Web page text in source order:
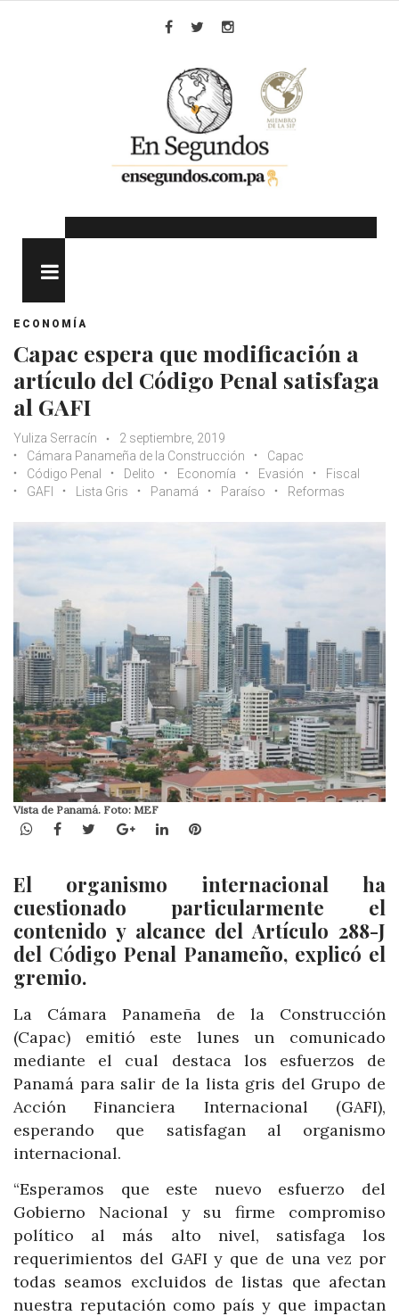
ECONOMÍA
Capac espera que modificación a
artículo del Código Penal satisfaga
al GAFI
Yuliza Serracín
2 septiembre, 2019
Cámara Panameña de la Construcción
Capac
Código Penal
Delito Economía Evasión
Fiscal
GAFI
Lista Gris Panamá Paraíso Reformas
Vista de Panamá. Foto: MEF
WhatsApp
Facebook
TwitterGoogle+LinkedInPinterest
El organismo internacional ha
cuestionado particularmente el
contenido y alcance del Artículo 288-J
del Código Penal Panameño, explicó el
gremio.
La Cámara Panameña de la Construcción
(Capac) emitió este lunes un comunicado
mediante el cual destaca los esfuerzos de
Panamá para salir de la lista gris del Grupo de
Acción Financiera Internacional (GAFI),
esperando que satisfagan al organismo
internacional.
“Esperamos que este nuevo esfuerzo del
Gobierno Nacional y su firme compromiso
político al más alto nivel, satisfaga los
requerimientos del GAFI y que de una vez por
todas seamos excluidos de listas que afectan
nuestra reputación como país y que impactan